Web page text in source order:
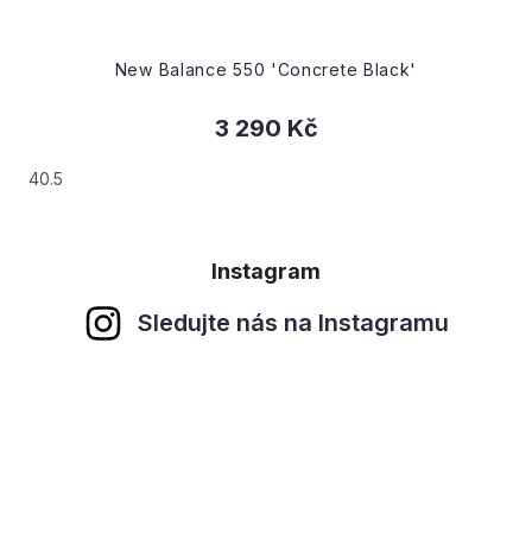
New Balance 550 'Concrete Black'
3 290 Kč
40.5
Instagram
Sledujte nás na Instagramu